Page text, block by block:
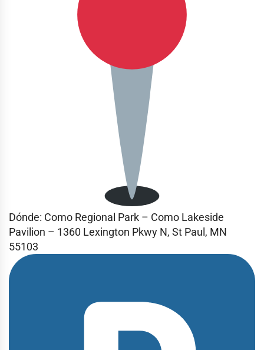
Dónde: Como Regional Park – Como Lakeside
Pavilion – 1360 Lexington Pkwy N, St Paul, MN
55103